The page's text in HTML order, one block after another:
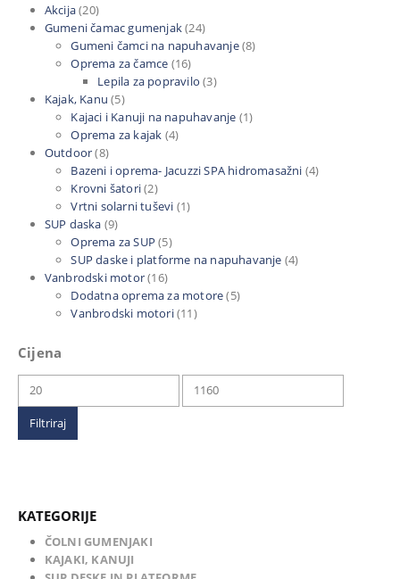
Akcija(20)
Gumeni čamac gumenjak(24)
Gumeni čamci na napuhavanje(8)
Oprema za čamce (16)
Lepila za popravilo (3)
Kajak, Kanu (5)
Kajaci i Kanuji na napuhavanje (1)
Oprema za kajak (4)
Outdoor(8)
Bazeni i oprema- Jacuzzi SPA hidromasažni (4)
Krovni šatori(2)
Vrtni solarni tuševi (1)
SUP daska (9)
Oprema za SUP (5)
SUP daske i platforme na napuhavanje (4)
Vanbrodski motor(16)
Dodatna oprema za motore(5)
Vanbrodski motori(11)
Cijena
Min
Maks
Filtriraj
KATEGORIJE
ČOLNI GUMENJAKI
KAJAKI, KANUJI